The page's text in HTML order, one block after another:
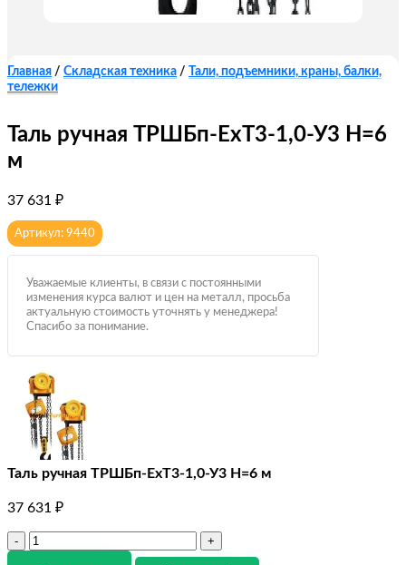
Главная / Складская техника /
Тали, подъемники, краны, балки,
тележки
Таль ручная ТРШБп-ЕхТ3-1,0-У3 Н=6
м
37 631 ₽
Артикул: 9440
Уважаемые клиенты, в связи с постоянными
изменения курса валют и цен на металл, просьба
актуальную стоимость уточнять у менеджера!
Спасибо за понимание.
Таль ручная ТРШБп-ЕхТ3-1,0-У3 Н=6 м
37 631 ₽
Количество